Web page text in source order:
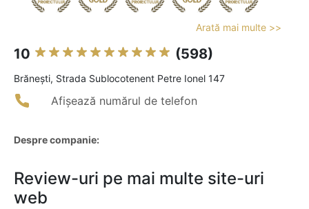
Arată mai multe >>
10 (598)
Brăneşti, Strada Sublocotenent Petre Ionel 147
Afișează numărul de telefon
Despre companie:
Review-uri pe mai multe site-uri
web